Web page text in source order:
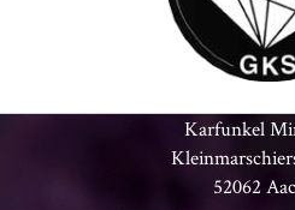
Karfunkel
52062